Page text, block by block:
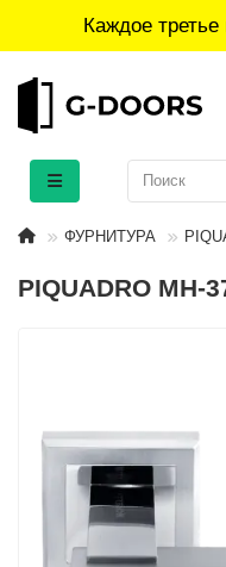
Каждое
ФУРНИТУРА
PIQUADRO MH-